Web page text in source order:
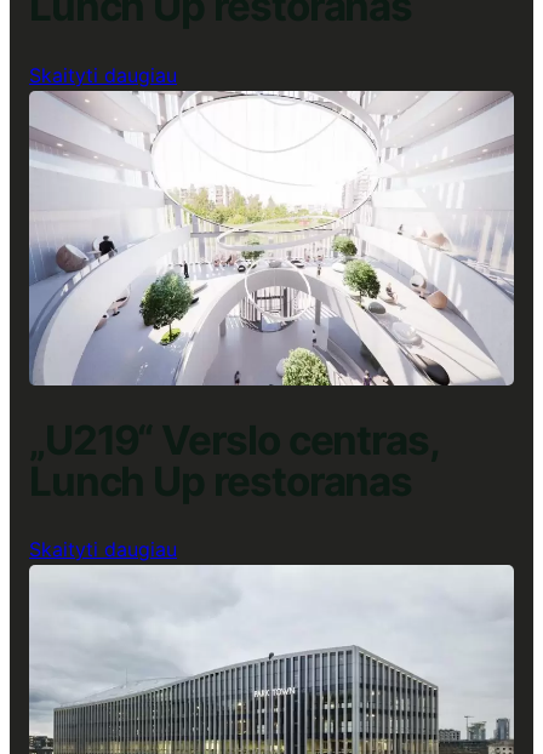
Skaityti daugiau
„Magnum“
Lunch
Up
restoranas
„U219“ Verslo centras,
Lunch Up restoranas
Skaityti daugiau
Verslo
Lunch
Up
restoranas